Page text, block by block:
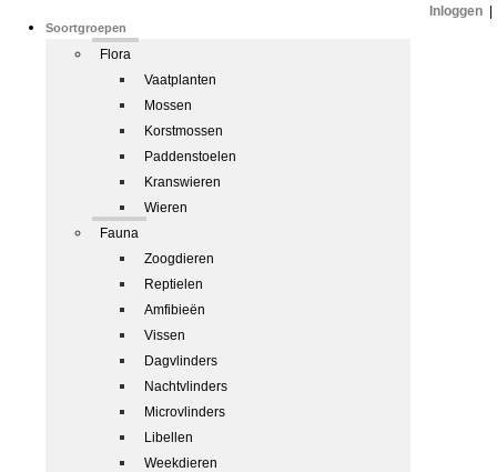
Soortgroepen
Flora
Vaatplanten
Mossen
Korstmossen
Paddenstoelen
Kranswieren
Wieren
Fauna
Zoogdieren
Reptielen
Amfibieën
Vissen
Dagvlinders
Nachtvlinders
Microvlinders
Libellen
Weekdieren
Inloggen